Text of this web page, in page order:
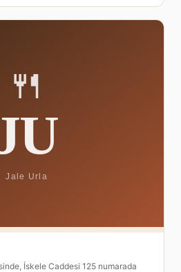
İskele Caddesi 125 numarada